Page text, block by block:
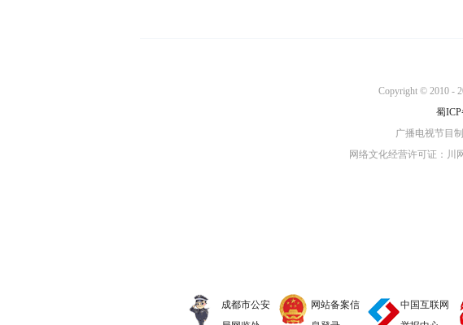
Copyright © 2010 -
蜀ICP
广播电视节目
网络文化经营许可证：川
成都市公安
网站备案信
中国互联网